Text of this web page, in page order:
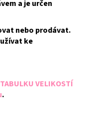
a je určen
nebo prodávat.
ke
TABULKU VELIKOSTÍ
.